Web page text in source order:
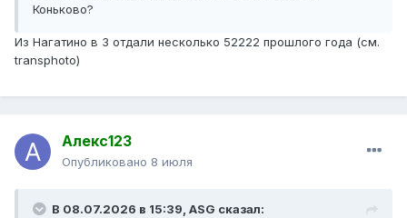
Коньково?
Из Нагатино в 3 отдали несколько 52222 прошлого года (см.
transphoto)
Алекс123
Опубликовано 8 июля
В 08.07.2026 в 15:39, ASG сказал: